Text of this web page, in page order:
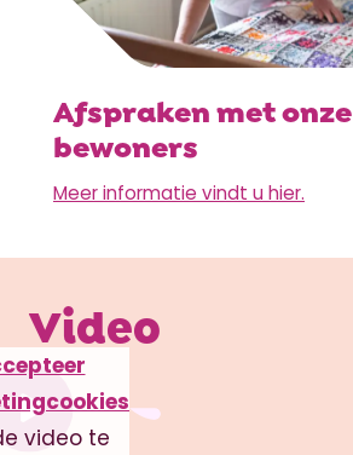
Afspraken met onze
bewoners
Meer informatie vindt u hier.
Video
video te